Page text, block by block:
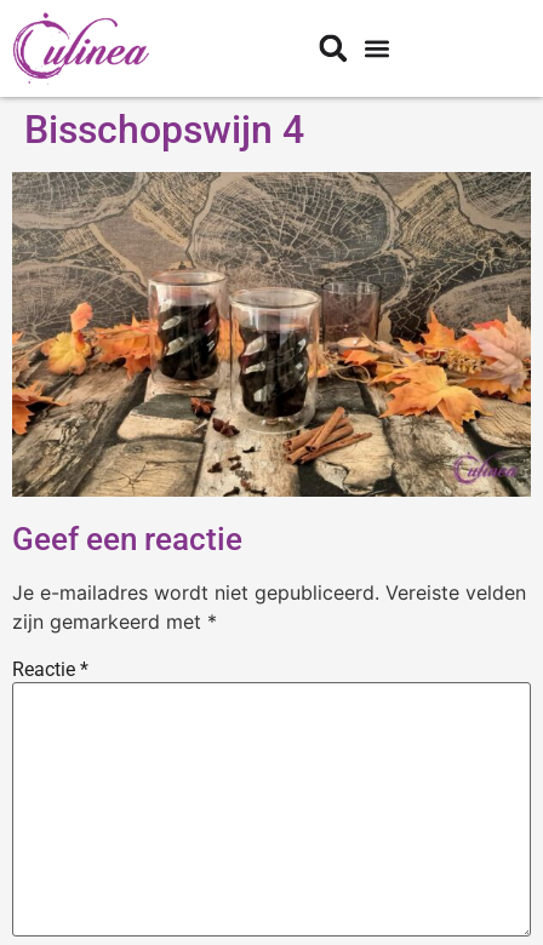
Bisschopswijn 4
Geef een reactie
Je e-mailadres wordt niet gepubliceerd. Vereiste velden
zijn gemarkeerd met *
Reactie *